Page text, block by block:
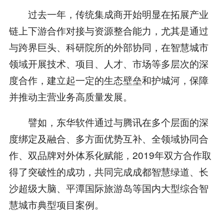
过去一年，传统集成商开始明显在拓展产业
链上下游合作对接与资源整合能力，尤其是通过
与跨界巨头、科研院所的外部协同，在智慧城市
领域开展技术、项目、人才、市场等多层次的深
度合作，建立起一定的生态壁垒和护城河，保障
并推动主营业务高质量发展。
譬如，东华软件通过与腾讯在多个层面的深
度绑定及融合、多方面优势互补、全领域协同合
作、双品牌对外体系化赋能，2019年双方合作取
得了突破性的成功，共同完成成都智慧绿道、长
沙超级大脑、平潭国际旅游岛等国内大型综合智
慧城市典型项目案例。